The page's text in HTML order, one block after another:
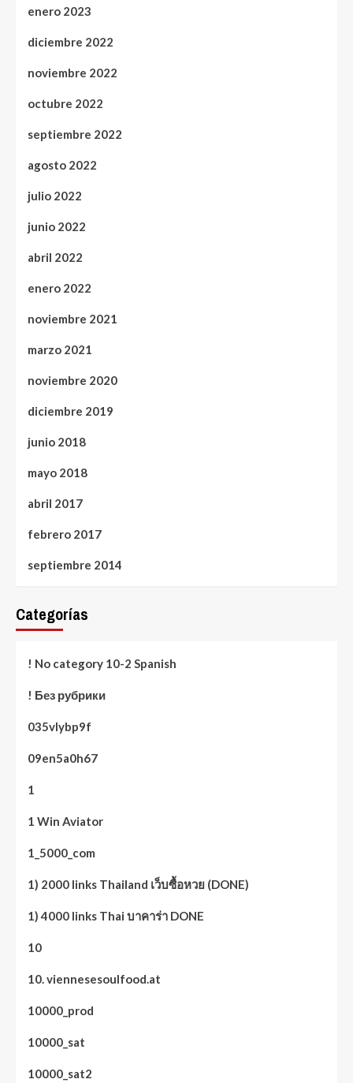
enero 2023
diciembre 2022
noviembre 2022
octubre 2022
septiembre 2022
agosto 2022
julio 2022
junio 2022
abril 2022
enero 2022
noviembre 2021
marzo 2021
noviembre 2020
diciembre 2019
junio 2018
mayo 2018
abril 2017
febrero 2017
septiembre 2014
Categorías
! No category 10-2 Spanish
! Без рубрики
035vlybp9f
09en5a0h67
1
1 Win Aviator
1_5000_com
1) 2000 links Thailand เว็บซื้อหวย (DONE)
1) 4000 links Thai บาคาร่า DONE
10
10. viennesesoulfood.at
10000_prod
10000_sat
10000_sat2